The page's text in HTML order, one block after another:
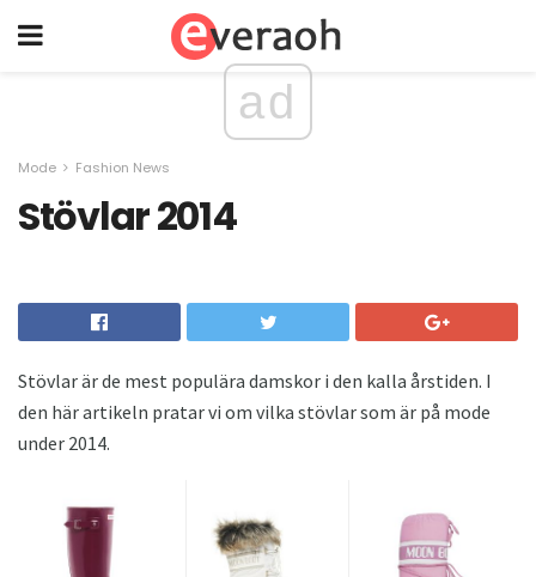
ad
Mode Fashion News
Stövlar 2014
Stövlar är de mest populära damskor i den kalla årstiden. I
den här artikeln pratar vi om vilka stövlar som är på mode
under 2014.